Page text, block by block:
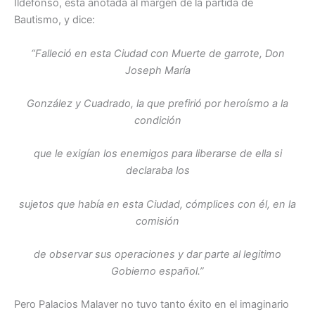
Ildefonso, está anotada al margen de la partida de
Bautismo, y dice:
“Falleció en esta Ciudad con Muerte de garrote, Don
Joseph María
González y Cuadrado, la que prefirió por heroísmo a la
condición
que le exigían los enemigos para liberarse de ella si
declaraba los
sujetos que había en esta Ciudad, cómplices con él, en la
comisión
de observar sus operaciones y dar parte al legitimo
Gobierno español.”
Pero Palacios Malaver no tuvo tanto éxito en el imaginario